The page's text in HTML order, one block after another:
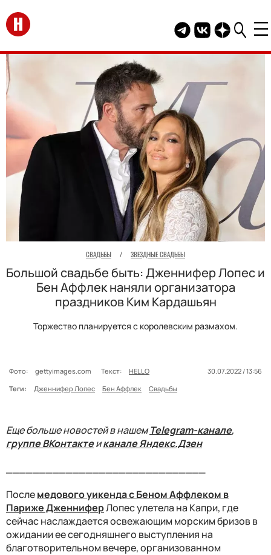
Перейти на главную
Telegram канал
Группа HELLO
Канал
СВАДЬБЫ / ЗВЕЗДНЫЕ СВАДЬБЫ
Большой свадьбе быть: Дженнифер Лопес и
Бен Аффлек наняли организатора
праздников Ким Кардашьян
Торжество планируется с королевским размахом.
Фото: gettyimages.com Текст: HELLO
30.07.2022 / 13:56
Теги:
Дженнифер Лопес Бен Аффлек Свадьбы
Еще больше новостей в нашемTelegram-канале,
группе ВКонтактеиканале Яндекс.Дзен
Послемедового уикенда с Беном Аффлеком в
Париже ДженниферЛопес улетела на Капри, где
сейчас наслаждается освежающим морским бризов в
ожидании ее сегодняшнего выступления на
благотворительном вечере, организованном